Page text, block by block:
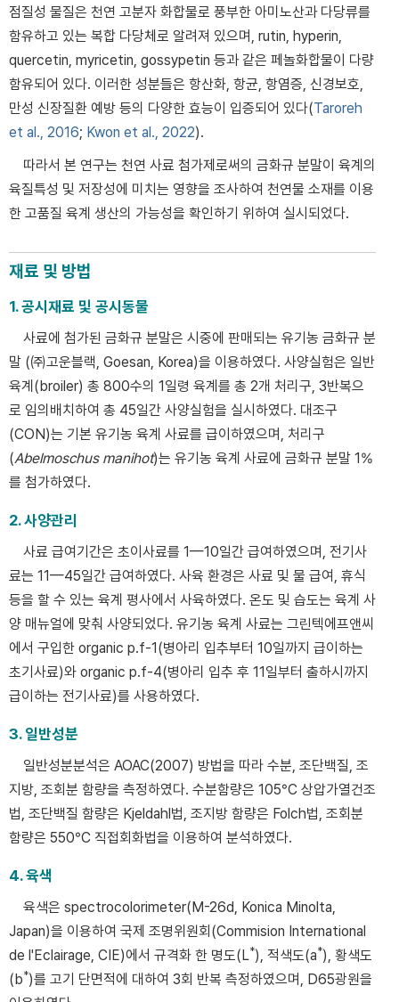
점질성 물질은 천연 고분자 화합물로 풍부한 아미노산과 다당류를
함유하고 있는 복합 다당체로 알려져 있으며, rutin, hyperin,
quercetin, myricetin, gossypetin 등과 같은 페놀화합물이 다량
함유되어 있다. 이러한 성분들은 항산화, 항균, 항염증, 신경보호,
만성 신장질환 예방 등의 다양한 효능이 입증되어 있다(Taroreh
et al., 2016; Kwon et al., 2022).
따라서 본 연구는 천연 사료 첨가제로써의 금화규 분말이 육계의
육질특성 및 저장성에 미치는 영향을 조사하여 천연물 소재를 이용
한 고품질 육계 생산의 가능성을 확인하기 위하여 실시되었다.
재료 및 방법
1. 공시재료 및 공시동물
사료에 첨가된 금화규 분말은 시중에 판매되는 유기농 금화규 분
말 (㈜고운블랙, Goesan, Korea)을 이용하였다. 사양실험은 일반
육계(broiler) 총 800수의 1일령 육계를 총 2개 처리구, 3반복으
로 임의배치하여 총 45일간 사양실험을 실시하였다. 대조구
(CON)는 기본 유기농 육계 사료를 급이하였으며, 처리구
(Abelmoschus manihot)는 유기농 육계 사료에 금화규 분말 1%
를 첨가하였다.
2. 사양관리
사료 급여기간은 초이사료를 1—10일간 급여하였으며, 전기사
료는 11—45일간 급여하였다. 사육 환경은 사료 및 물 급여, 휴식
등을 할 수 있는 육계 평사에서 사육하였다. 온도 및 습도는 육계 사
양 매뉴얼에 맞춰 사양되었다. 유기농 육계 사료는 그린텍에프앤씨
에서 구입한 organic p.f-1(병아리 입추부터 10일까지 급이하는
초기사료)와 organic p.f-4(병아리 입추 후 11일부터 출하시까지
급이하는 전기사료)를 사용하였다.
3. 일반성분
일반성분분석은 AOAC(2007) 방법을 따라 수분, 조단백질, 조
지방, 조회분 함량을 측정하였다. 수분함량은 105°C 상압가열건조
법, 조단백질 함량은 Kjeldahl법, 조지방 함량은 Folch법, 조회분
함량은 550°C 직접회화법을 이용하여 분석하였다.
4. 육색
육색은 spectrocolorimeter(M-26d, Konica Minolta,
Japan)을 이용하여 국제 조명위원회(Commision International
de l'Eclairage, CIE)에서 규격화 한 명도(L*), 적색도(a*), 황색도
(b*)를 고기 단면적에 대하여 3회 반복 측정하였으며, D65광원을